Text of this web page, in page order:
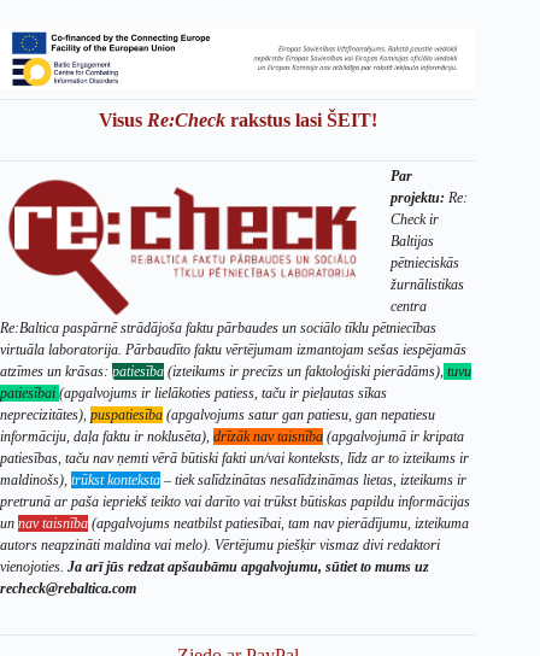
Visus Re:Checkrakstus lasi ŠEIT!
Par
projektu: Re:
Check ir
Baltijas
pētnieciskās
žurnālistikas
centra
Re:Baltica paspārnē strādājoša faktu pārbaudes un sociālo tīklu pētniecības
virtuāla laboratorija. Pārbaudīto faktu vērtējumam izmantojam sešas iespējamās
atzīmes un krāsas: patiesība (izteikums ir precīzs un faktoloģiski pierādāms), tuvu
patiesībai (apgalvojums ir lielākoties patiess, taču ir pieļautas sīkas
neprecizitātes), puspatiesība (apgalvojums satur gan patiesu, gan nepatiesu
informāciju, daļa faktu ir noklusēta), drīzāk nav taisnība (apgalvojumā ir kripata
patiesības, taču nav ņemti vērā būtiski fakti un/vai konteksts, līdz ar to izteikums ir
maldinošs), trūkst konteksta – tiek salīdzinātas nesalīdzināmas lietas, izteikums ir
pretrunā ar paša iepriekš teikto vai darīto vai trūkst būtiskas papildu informācijas
un nav taisnība (apgalvojums neatbilst patiesībai, tam nav pierādījumu, izteikuma
autors neapzināti maldina vai melo). Vērtējumu piešķir vismaz divi redaktori
vienojoties. Ja arī jūs redzat apšaubāmu apgalvojumu, sūtiet to mums uz
recheck@rebaltica.com